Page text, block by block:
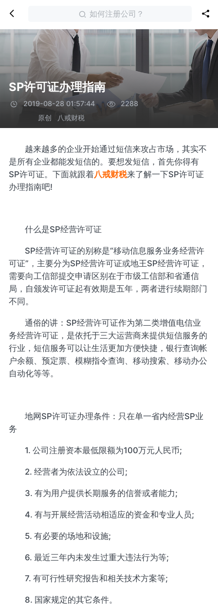
如何注册公司？
SP许可证办理指南
2019-08-28 01:57:44
2288
原创
八戒财税
越来越多的企业开始通过短信来攻占市场，其实不
是所有企业都能发短信的。要想发短信，首先你得有
SP许可证。下面就跟着八戒财税来了解一下SP许可证
办理指南吧!
什么是SP经营许可证
SP经营许可证的别称是“移动信息服务业务经营许
可证”，主要分为SP经营许可证或地王SP经营许可证，
需要向工信部提交申请区别在于市级工信部和省通信
局，自颁发许可证起有效期是五年，两者进行续期部门
不同。
通俗的讲：SP经营许可证作为第二类增值电信业
务经营许可证，是依托于三大运营商来提供短信服务的
行业，短信服务可以让生活更加方便快捷，银行查询帐
户余额、预定票、模糊指令查询、移动搜索、移动办公
自动化等等。
地网SP许可证办理条件：只在单一省内经营SP业
务
1. 公司注册资本最低限额为100万元人民币;
2. 经营者为依法设立的公司;
3. 有为用户提供长期服务的信誉或者能力;
4. 有与开展经营活动相适应的资金和专业人员;
5. 有必要的场地和设施;
6. 最近三年内未发生过重大违法行为等;
7. 有可行性研究报告和相关技术方案等;
8. 国家规定的其它条件。